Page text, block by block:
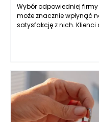
Wybór odpowiedniej
może znacznie wpłynąć
satysfakcję z nich. Klienci
prawie każdej firmy
przykłada do tego wagi.
wyrażone w internecie,
ostrzegawczy. Dlatego
przeanalizowanie opinii,
jak i słabe strony danej